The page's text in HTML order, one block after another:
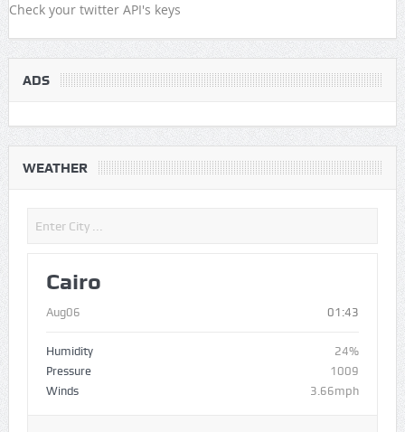
Check your twitter API's keys
ADS
WEATHER
Cairo
Aug06 01:43
Humidity
24%
Pressure
1009
Winds
3.66mph